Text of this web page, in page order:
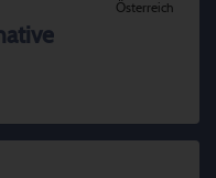
Österreich